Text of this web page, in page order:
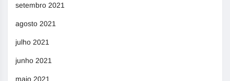
setembro 2021
agosto 2021
julho 2021
junho 2021
maio 2021